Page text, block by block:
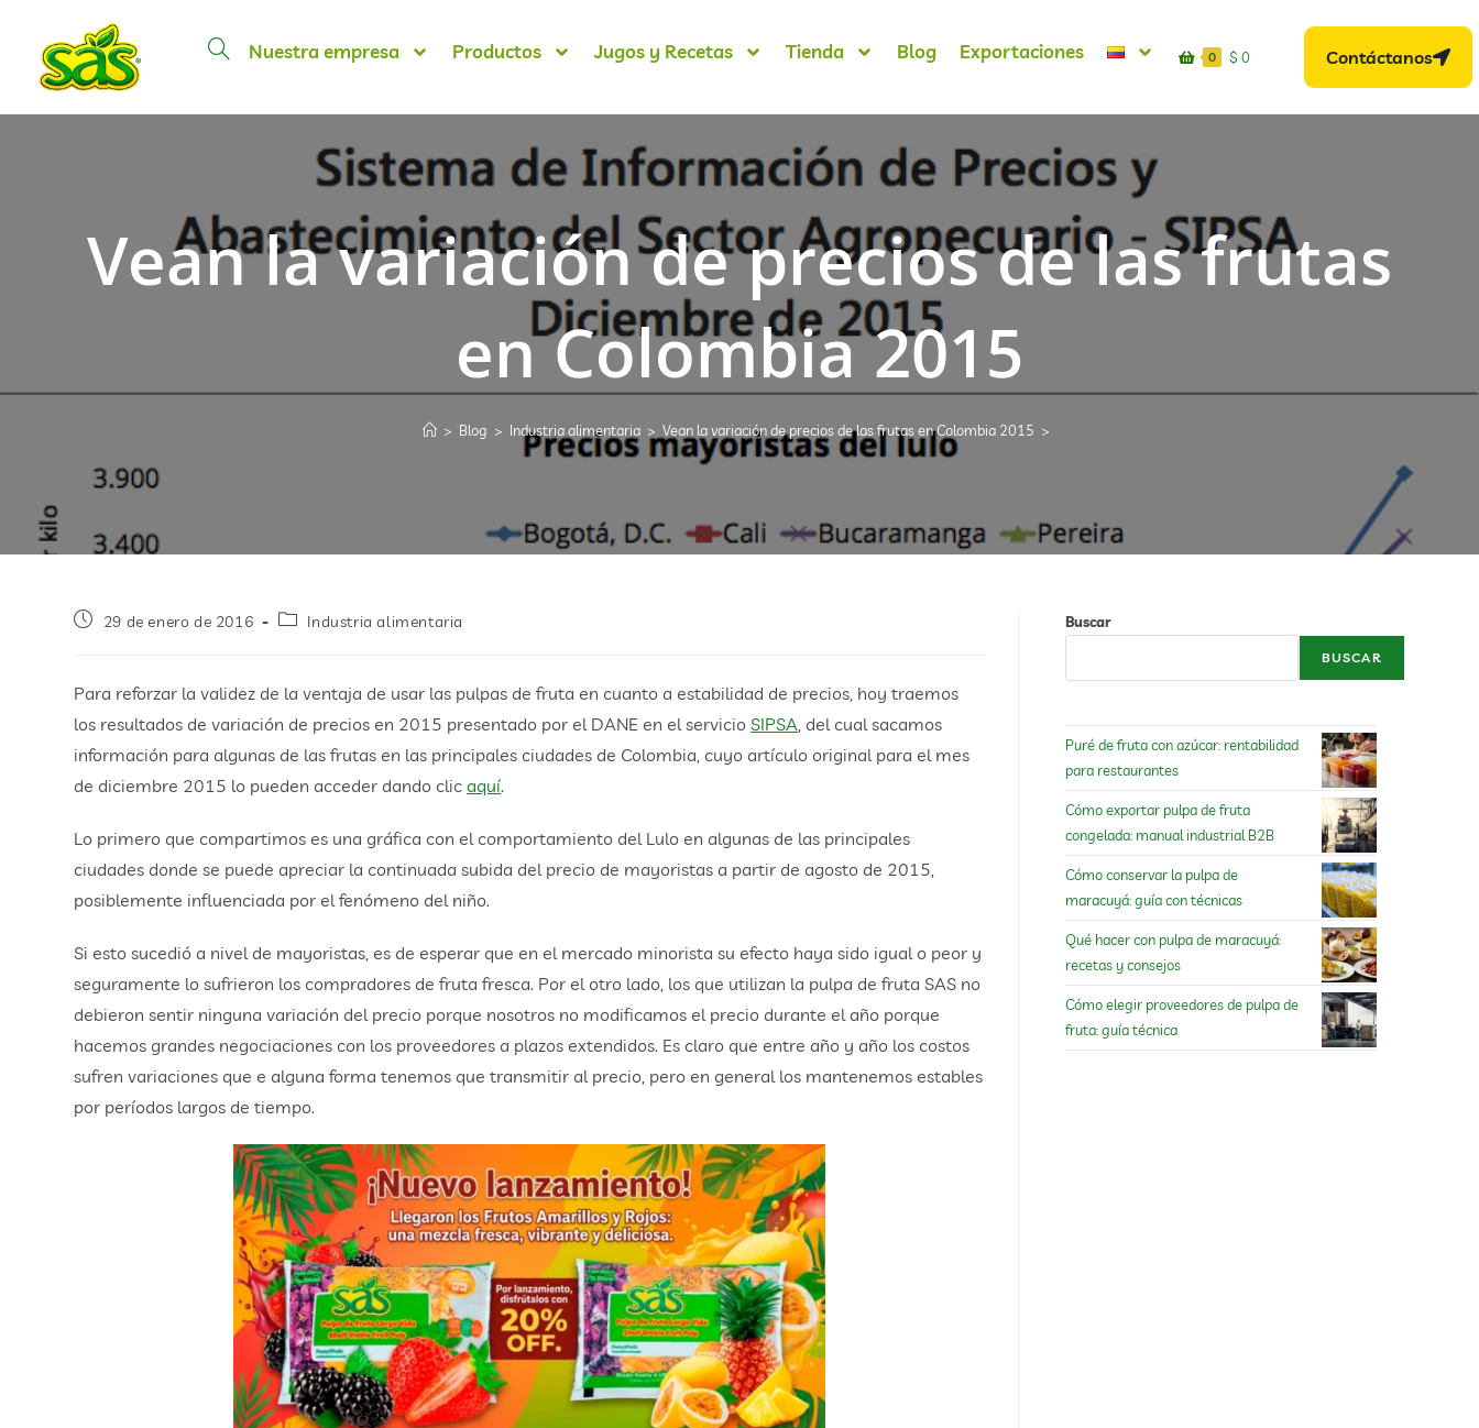
Nuestra empresa Productos Jugos y Recetas Tienda Blog Exportaciones 0 $ 0 Contáctanos
Vean la variación de precios de las frutas
en Colombia 2015
> Blog > Industria alimentaria > Vean la variación de precios de las frutas en Colombia 2015 >
29 de enero de 2016 Industria alimentaria
Para reforzar la validez de la ventaja de usar las pulpas de fruta en cuanto a estabilidad de precios, hoy traemos
los resultados de variación de precios en 2015 presentado por el DANE en el servicioSIPSA, del cual sacamos
información para algunas de las frutas en las principales ciudades de Colombia, cuyo artículo original para el mes
de diciembre 2015 lo pueden acceder dando clicaquí.
Lo primero que compartimos es una gráfica con el comportamiento del Lulo en algunas de las principales
ciudades donde se puede apreciar la continuada subida del precio de mayoristas a partir de agosto de 2015,
posiblemente influenciada por el fenómeno del niño.
Si esto sucedió a nivel de mayoristas, es de esperar que en el mercado minorista su efecto haya sido igual o peor y
seguramente lo sufrieron los compradores de fruta fresca. Por el otro lado, los que utilizan la pulpa de fruta SAS no
debieron sentir ninguna variación del precio porque nosotros no modificamos el precio durante el año porque
hacemos grandes negociaciones con los proveedores a plazos extendidos. Es claro que entre año y año los costos
sufren variaciones que e alguna forma tenemos que transmitir al precio, pero en general los mantenemos estables
por períodos largos de tiempo.
Buscar
BUSCAR
Puré de fruta con azúcar: rentabilidad
para restaurantes
Cómo exportar pulpa de fruta
congelada: manual industrial B2B
Cómo conservar la pulpa de
maracuyá: guía con técnicas
Qué hacer con pulpa de maracuyá:
recetas y consejos
Cómo elegir proveedores de pulpa de
fruta: guía técnica